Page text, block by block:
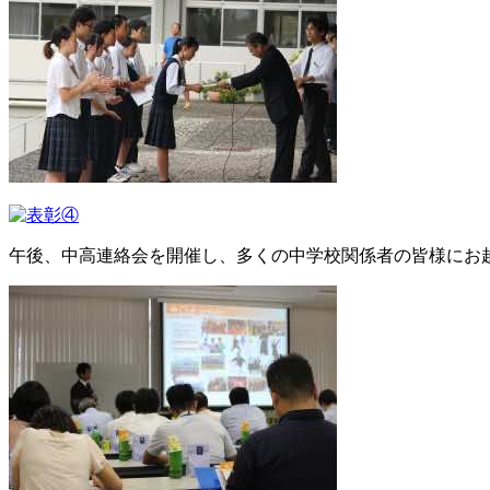
午後、中高連絡会を開催し、多くの中学校関係者の皆様にお